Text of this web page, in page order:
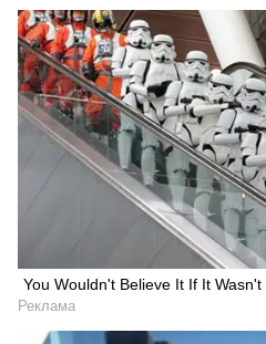
You Wouldn't Believe It If It
Реклама